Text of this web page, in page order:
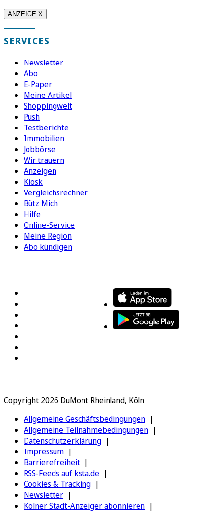
ANZEIGE X
SERVICES
Newsletter
Abo
E-Paper
Meine Artikel
Shoppingwelt
Push
Testberichte
Immobilien
Jobbörse
Wir trauern
Anzeigen
Kiosk
Vergleichsrechner
Bütz Mich
Hilfe
Online-Service
Meine Region
Abo kündigen
Copyright 2026 DuMont Rheinland, Köln
Allgemeine Geschäftsbedingungen
Allgemeine Teilnahmebedingungen
Datenschutzerklärung
Impressum
Barrierefreiheit
RSS-Feeds auf ksta.de
Cookies & Tracking
Newsletter
Kölner Stadt-Anzeiger abonnieren